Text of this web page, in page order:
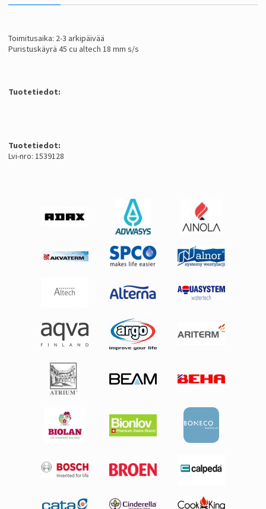
Toimitusaika: 2-3 arkipäivää
Puristuskäyrä 45 cu altech 18 mm s/s
Tuotetiedot:
Tuotetiedot:
Lvi-nro: 1539128